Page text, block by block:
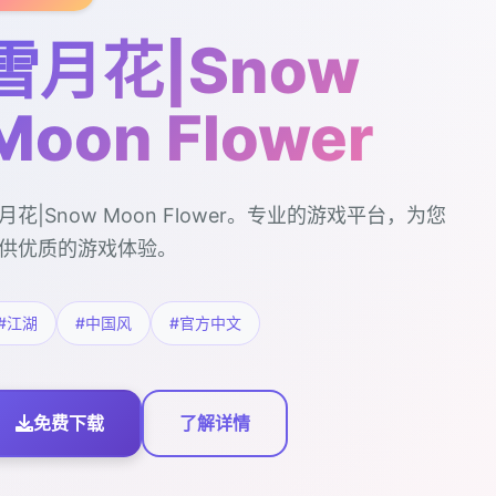
月花|Snow
Flower
花|Snow Moon Flower。专业的游戏平台，为您
优质的游戏体验。
江湖 #中国风 #官方中文
免费下载 了解详情